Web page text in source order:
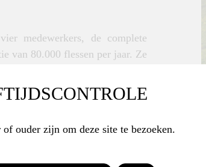
medewerkers, de complete
van 80.000 flessen per jaar. Ze
wordt verbouwd (viticulture
ook op de bres voor ‘haar’
onbekende appellation. In
over de hele wereld te hebben
of ouder zijn om deze site te bezoeken.